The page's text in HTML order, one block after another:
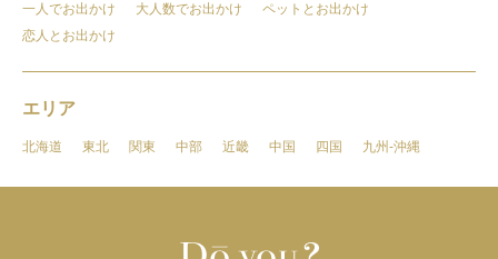
一人でお出かけ
大人数でお出かけ
ペットとお出かけ
恋人とお出かけ
エリア
北海道 東北 関東 中部 近畿 中国 四国 九州-沖縄